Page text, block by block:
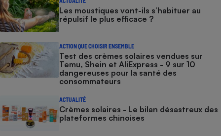
Les moustiques vont-ils s’habituer au
répulsif le plus efficace ?
ACTION QUE CHOISIR ENSEMBLE
Test des crèmes solaires vendues sur
Temu, Shein et AliExpress - 9 sur 10
dangereuses pour la santé des
consommateurs
ACTUALITÉ
Crèmes solaires - Le bilan désastreux des
plateformes chinoises